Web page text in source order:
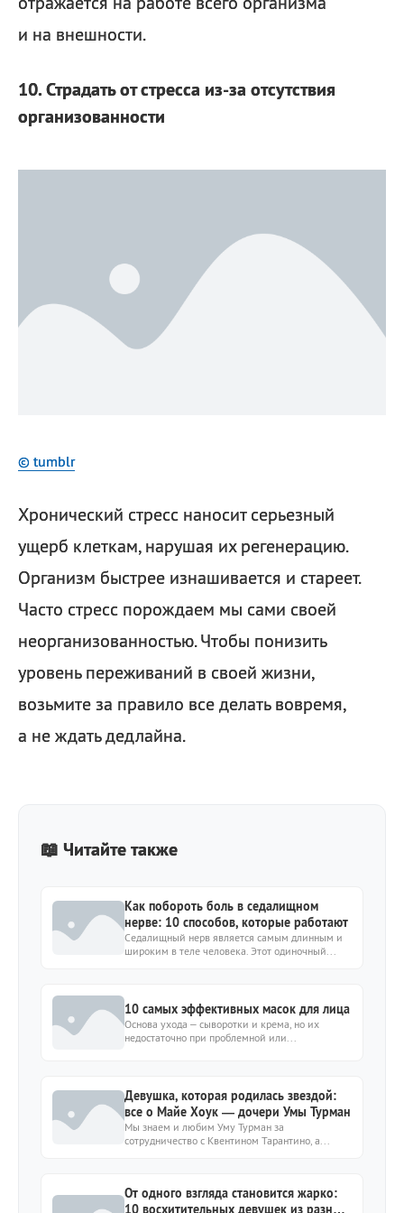
и на внешности.
10. Страдать от стресса из-за отсутствия
организованности
© tumblr
Хронический стресс наносит серьезный
ущерб клеткам, нарушая их регенерацию.
Организм быстрее изнашивается и стареет.
Часто стресс порождаем мы сами своей
неорганизованностью. Чтобы понизить
уровень переживаний в своей жизни,
возьмите за правило все делать вовремя,
а не ждать дедлайна.
📖 Читайте также
Как побороть боль в седалищном
нерве: 10 способов, которые работают
Седалищный нерв является самым длинным и
широким в теле человека. Этот одиночный...
10 самых эффективных масок для лица
Основа ухода – сыворотки и крема, но их
недостаточно при проблемной или...
Девушка, которая родилась звездой:
все о Майе Хоук — дочери Умы Турман
Мы знаем и любим Уму Турман за
сотрудничество с Квентином Тарантино, а...
От одного взгляда становится жарко:
10 восхитительных девушек из разных